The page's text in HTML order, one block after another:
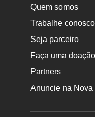
Quem somos
Trabalhe conosco
Seja parceiro
Faça uma doação
Partners
Anuncie na Nova